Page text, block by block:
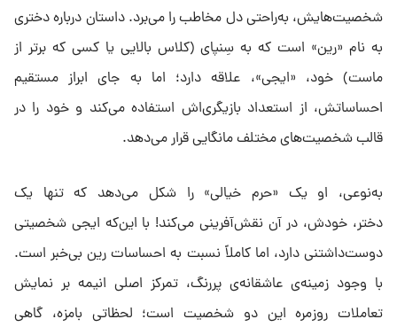
شخصیت‌هایش، به‌راحتی دل مخاطب را می‌برد. داستان درباره دختری
به نام «رین» است که به سِنپای (کلاس بالایی یا کسی که برتر از
ماست) خود، «ایجی»، علاقه دارد؛ اما به جای ابراز مستقیم
احساساتش، از استعداد بازیگری‌اش استفاده می‌کند و خود را در
قالب شخصیت‌های مختلف مانگایی قرار می‌دهد.
به‌نوعی، او یک «حرم خیالی» را شکل می‌دهد که تنها یک
دختر، خودش، در آن نقش‌آفرینی می‌کند! با این‌که ایجی شخصیتی
دوست‌داشتنی دارد، اما کاملاً نسبت به احساسات رین بی‌خبر است.
با وجود زمینه‌ی عاشقانه‌ی پررنگ، تمرکز اصلی انیمه بر نمایش
تعاملات روزمره‌ این دو شخصیت است؛ لحظاتی بامزه، گاهی